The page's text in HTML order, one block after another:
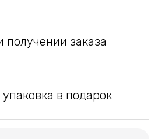
получении заказа
в подарок